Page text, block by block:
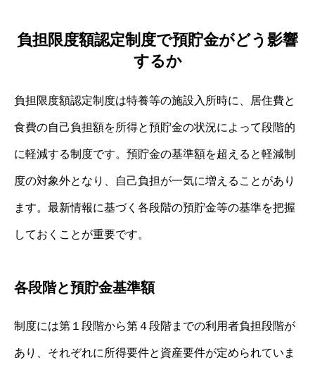
負担限度額認定制度で預貯金がどう影響
するか
負担限度額認定制度は特養等の施設入所時に、居住費と
食費の自己負担額を所得と預貯金の状況によって段階的
に軽減する制度です。預貯金の基準額を超えると軽減制
度の対象外となり、自己負担が一気に増えることがあり
ます。最新情報に基づく各段階の預貯金等の基準を把握
しておくことが重要です。
各段階と預貯金基準額
制度には第１段階から第４段階までの利用者負担段階が
あり、それぞれに所得要件と資産要件が定められていま